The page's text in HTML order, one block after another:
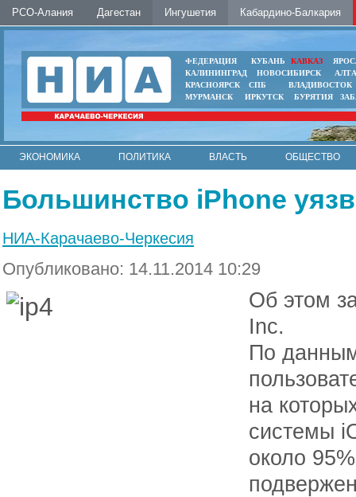
РСО-Алания Дагестан Ингушетия Кабардино-Балкария
ФЕДЕРАЦИЯ КУБАНЬ КАВКАЗ
КАЛИНИНГРАД
НОВОСИБИРСК
КРАСНОЯРСК
СПБ
ВЛАДИВОСТОК
МУРМАНСК
ИРКУТСК БУРЯТИЯ
ЭКОНОМИКА ПОЛИТИКА ВЛАСТЬ
ОБЩЕСТВО
Большинство iPhone
НИА-Карачаево-Черкесия
Опубликовано: 14.11.2014 10:29
Об этом
Inc.
По
на
системы
около